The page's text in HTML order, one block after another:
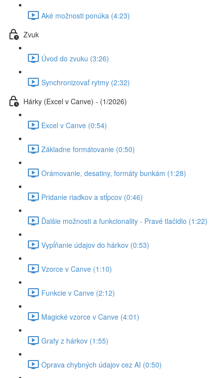
Aké možnosti ponúka (4:23)
Zvuk
Úvod do zvuku (3:26)
Synchronizovať rytmy (2:32)
Hárky (Excel v Canve) - (1/2026)
Excel v Canve (0:54)
Základne formátovanie (0:50)
Orámovanie, desatiny, formáty bunkám (1:28)
Pridanie riadkov a stĺpcov (0:46)
Ďalšie možnosti a funkcionality - Pravé tlačidlo (1:22)
Vypĺňanie údajov do hárkov (0:53)
Vzorce v Canve (1:10)
Funkcie v Canve (2:12)
Magické vzorce v Canve (4:01)
Grafy z hárkov (1:55)
Oprava chybných údajov cez AI (0:50)